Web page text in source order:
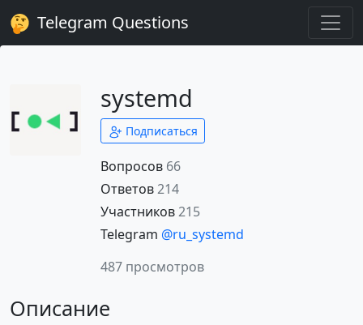
Telegram Questions
systemd
Подписаться
Вопросов 66
Ответов214
Участников215
Telegram @ru_systemd
487 просмотров
Описание